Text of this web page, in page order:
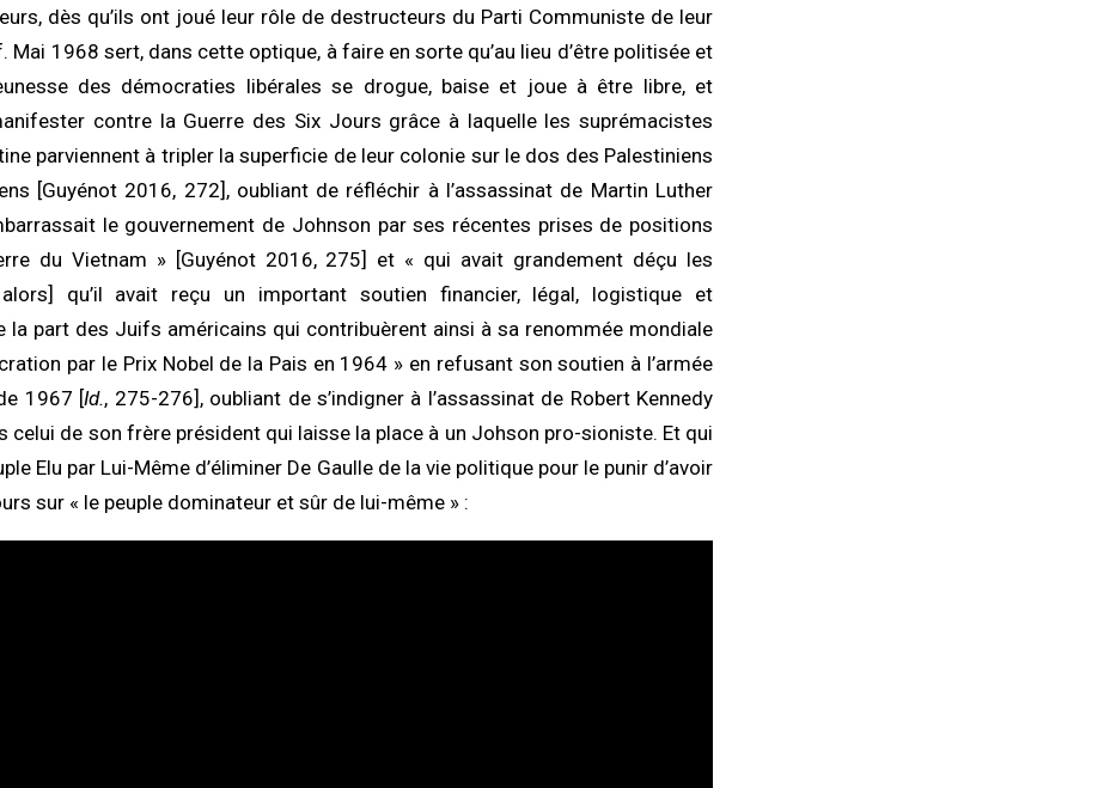
dès qu’ils ont joué leur rôle de destructeurs du Parti Communiste de leur
Mai 1968 sert, dans cette optique, à faire en sorte qu’au lieu d’être politisée et
des démocraties libérales se drogue, baise et joue à être libre, et
contre la Guerre des Six Jours grâce à laquelle les suprémacistes
parviennent à tripler la superficie de leur colonie sur le dos des Palestiniens
[Guyénot 2016, 272], oubliant de réfléchir à l’assassinat de Martin Luther
le gouvernement de Johnson par ses récentes prises de positions
du Vietnam » [Guyénot 2016, 275] et « qui avait grandement déçu les
qu’il avait reçu un important soutien financier, légal, logistique et
la part des Juifs américains qui contribuèrent ainsi à sa renommée mondiale
par le Prix Nobel de la Pais en 1964 » en refusant son soutien à l’armée
1967 [Id., 275-276], oubliant de s’indigner à l’assassinat de Robert Kennedy
celui de son frère président qui laisse la place à un Johson pro-sioniste. Et qui
Elu par Lui-Même d’éliminer De Gaulle de la vie politique pour le punir d’avoir
sur « le peuple dominateur et sûr de lui-même » :